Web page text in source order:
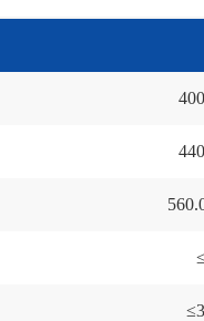
400
440
560
≤
≤